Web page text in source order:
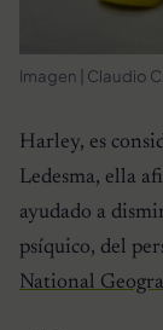
Imagen | Claudio
Harley, es
Ledesma, ella
ayudado a
psíquico, del
National